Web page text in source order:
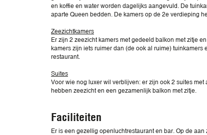
en koffie en water worden dagelijks aangevuld. De
aparte Queen bedden. De kamers op de 2e verdieping
Zeezichtkamers
Er zijn 2 zeezicht kamers met gedeeld balkon met zitje
kamers zijn iets ruimer dan (de ook al ruime)
restaurant.
Suites
Voor wie nog luxer wil verblijven: er zijn ook 2 suites
hebben zeezicht en een gezamenlijk balkon met zitje.
Faciliteiten
Er is een gezellig openluchtrestaurant en bar. Op de